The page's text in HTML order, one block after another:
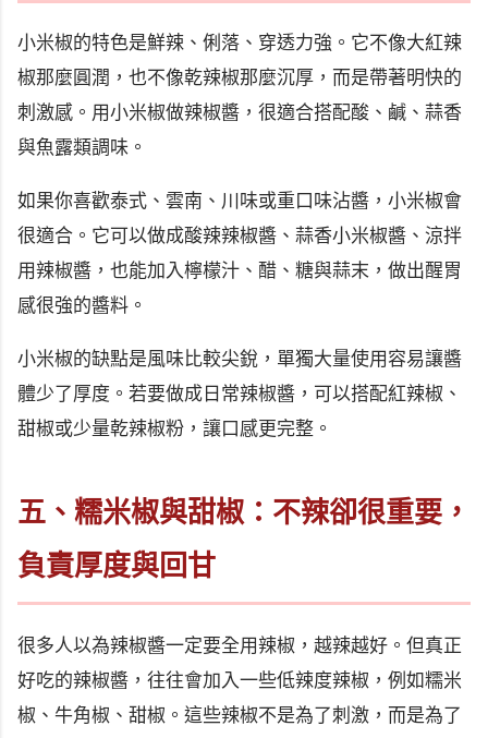
小米椒的特色是鮮辣、俐落、穿透力強。它不像大紅辣
椒那麼圓潤，也不像乾辣椒那麼沉厚，而是帶著明快的
刺激感。用小米椒做辣椒醬，很適合搭配酸、鹹、蒜香
與魚露類調味。
如果你喜歡泰式、雲南、川味或重口味沾醬，小米椒會
很適合。它可以做成酸辣辣椒醬、蒜香小米椒醬、涼拌
用辣椒醬，也能加入檸檬汁、醋、糖與蒜末，做出醒胃
感很強的醬料。
小米椒的缺點是風味比較尖銳，單獨大量使用容易讓醬
體少了厚度。若要做成日常辣椒醬，可以搭配紅辣椒、
甜椒或少量乾辣椒粉，讓口感更完整。
五、糯米椒與甜椒：不辣卻很重要，
負責厚度與回甘
很多人以為辣椒醬一定要全用辣椒，越辣越好。但真正
好吃的辣椒醬，往往會加入一些低辣度辣椒，例如糯米
椒、牛角椒、甜椒。這些辣椒不是為了刺激，而是為了